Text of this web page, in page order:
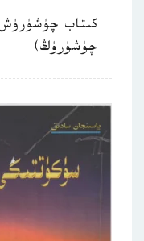
كىتاب چۈشۈرۈش
چۈشۈرۈڭ)